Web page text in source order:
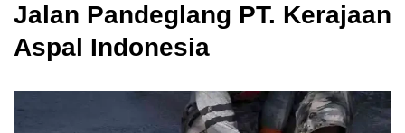
Jalan Pandeglang PT. Kerajaan
Aspal Indonesia